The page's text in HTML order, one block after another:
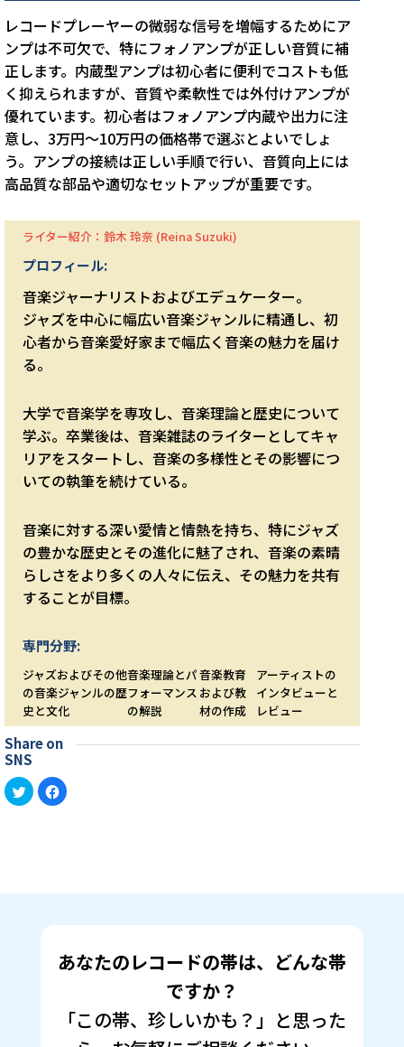
レコードプレーヤーの微弱な信号を増幅するためにア
ンプは不可欠で、特にフォノアンプが正しい音質に補
正します。内蔵型アンプは初心者に便利でコストも低
く抑えられますが、音質や柔軟性では外付けアンプが
優れています。初心者はフォノアンプ内蔵や出力に注
意し、3万円～10万円の価格帯で選ぶとよいでしょ
う。アンプの接続は正しい手順で行い、音質向上には
高品質な部品や適切なセットアップが重要です。
ライター紹介：鈴木 玲奈 (Reina Suzuki)
プロフィール:
音楽ジャーナリストおよびエデュケーター。
ジャズを中心に幅広い音楽ジャンルに精通し、初
心者から音楽愛好家まで幅広く音楽の魅力を届け
る。
大学で音楽学を専攻し、音楽理論と歴史について
学ぶ。卒業後は、音楽雑誌のライターとしてキャ
リアをスタートし、音楽の多様性とその影響につ
いての執筆を続けている。
音楽に対する深い愛情と情熱を持ち、特にジャズ
の豊かな歴史とその進化に魅了され、音楽の素晴
らしさをより多くの人々に伝え、その魅力を共有
することが目標。
専門分野:
ジャズおよびその他
の音楽ジャンルの歴
史と文化
音楽理論とパ
フォーマンス
の解説
音楽教育
および教
材の作成
アーティストの
インタビューと
レビュー
Share on
SNS
ク
リ
Facebook
で
だ
さ
い
ウ
ィ
あなたのレコードの帯は、どんな帯
ですか？
「この帯、珍しいかも？」と思った